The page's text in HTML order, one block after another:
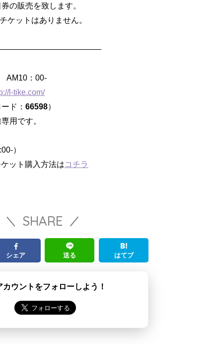
の販売を致します。
ケットはありません。
AM10：00-
l-tike.com/
ド： 66598）
用です。
）
ット購入方法はコチラ
SHARE
シェア 送る はてブ
カウントをフォローしよう！